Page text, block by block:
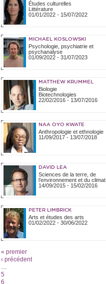
Études culturelles
Littérature
01/01/2022 - 15/07/2022
MICHAEL KOSLOWSKI
Psychologie, psychiatrie et
psychanalyse
01/09/2022 - 31/07/2023
MATTHEW KRUMMEL
Biologie
Biotechnologies
22/02/2016 - 13/07/2016
NAA OYO KWATE
Anthropologie et ethnologie
11/09/2017 - 13/07/2018
DAVID LEA
Sciences de la terre, de
l’environnement et du climat
14/09/2015 - 15/02/2016
PETER LIMBRICK
Arts et études des arts
01/02/2022 - 30/06/2022
« premier
‹ précédent
…
5
6